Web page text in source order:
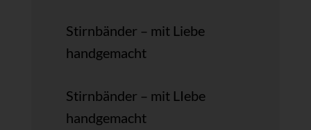
Stirnbänder – mit Liebe
handgemacht
Stirnbänder – mit LIebe
handgemacht